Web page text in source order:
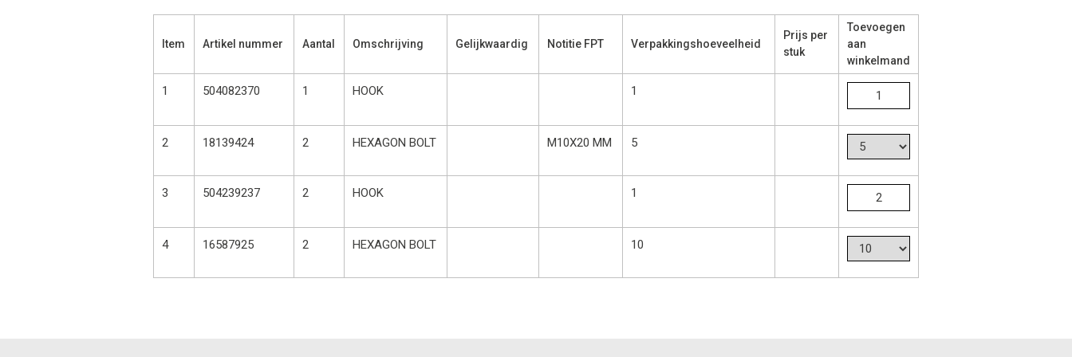
Item Artikel nummer Aantal Omschrijving Gelijkwaardig Notitie FPT Verpakkingshoeveelheid
Prijs per
stuk
Toevoegen
aan
winkelmand
1 504082370 1 HOOK 1
2 18139424 2 HEXAGON BOLT M10X20 MM 5
3 504239237 2 HOOK 1
4 16587925 2 HEXAGON BOLT 10